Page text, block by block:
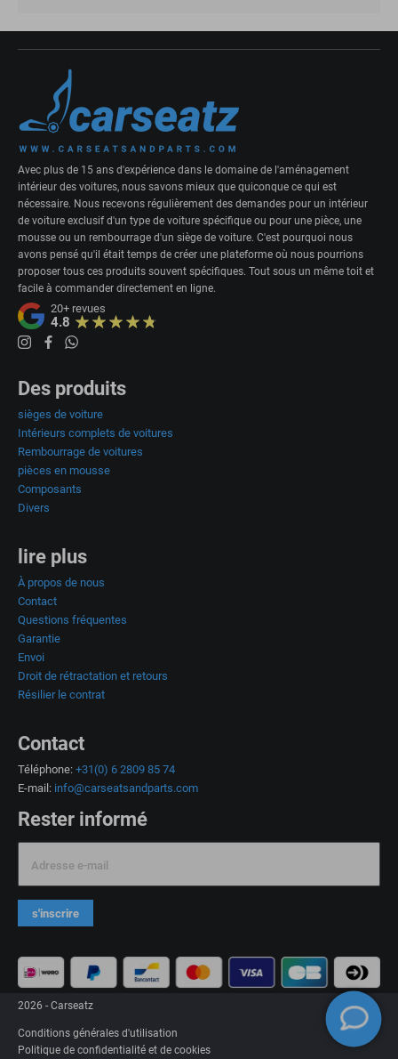
Avec plus de 15 ans d'expérience dans le domaine de l'aménagement
intérieur des voitures, nous savons mieux que quiconque ce qui est
nécessaire. Nous recevons régulièrement des demandes pour un intérieur
de voiture exclusif d'un type de voiture spécifique ou pour une pièce, une
mousse ou un rembourrage d'un siège de voiture. C'est pourquoi nous
avons pensé qu'il était temps de créer une plateforme où nous pourrions
proposer tous ces produits souvent spécifiques. Tout sous un même toit et
facile à commander directement en ligne.
20+ revues
4.8
Des produits
sièges de voiture
Intérieurs complets de voitures
Rembourrage de voitures
pièces en mousse
Composants
Divers
lire plus
À propos de nous
Contact
Questions fréquentes
Garantie
Envoi
Droit de rétractation et retours
Résilier le contrat
Contact
Téléphone: +31(0) 6 2809 85 74
E-mail: info@carseatsandparts.com
Rester informé
Adresse e-mail
s'inscrire
2026 - Carseatz
Conditions générales d'utilisation
Politique de confidentialité et de cookies